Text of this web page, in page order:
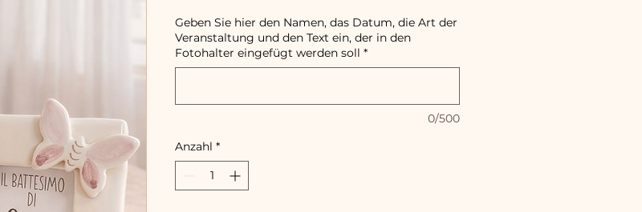
Geben Sie hier den Namen, das Datum, die Art der
Veranstaltung und den Text ein, der in den
Fotohalter eingefügt werden soll *
0/500
Anzahl *